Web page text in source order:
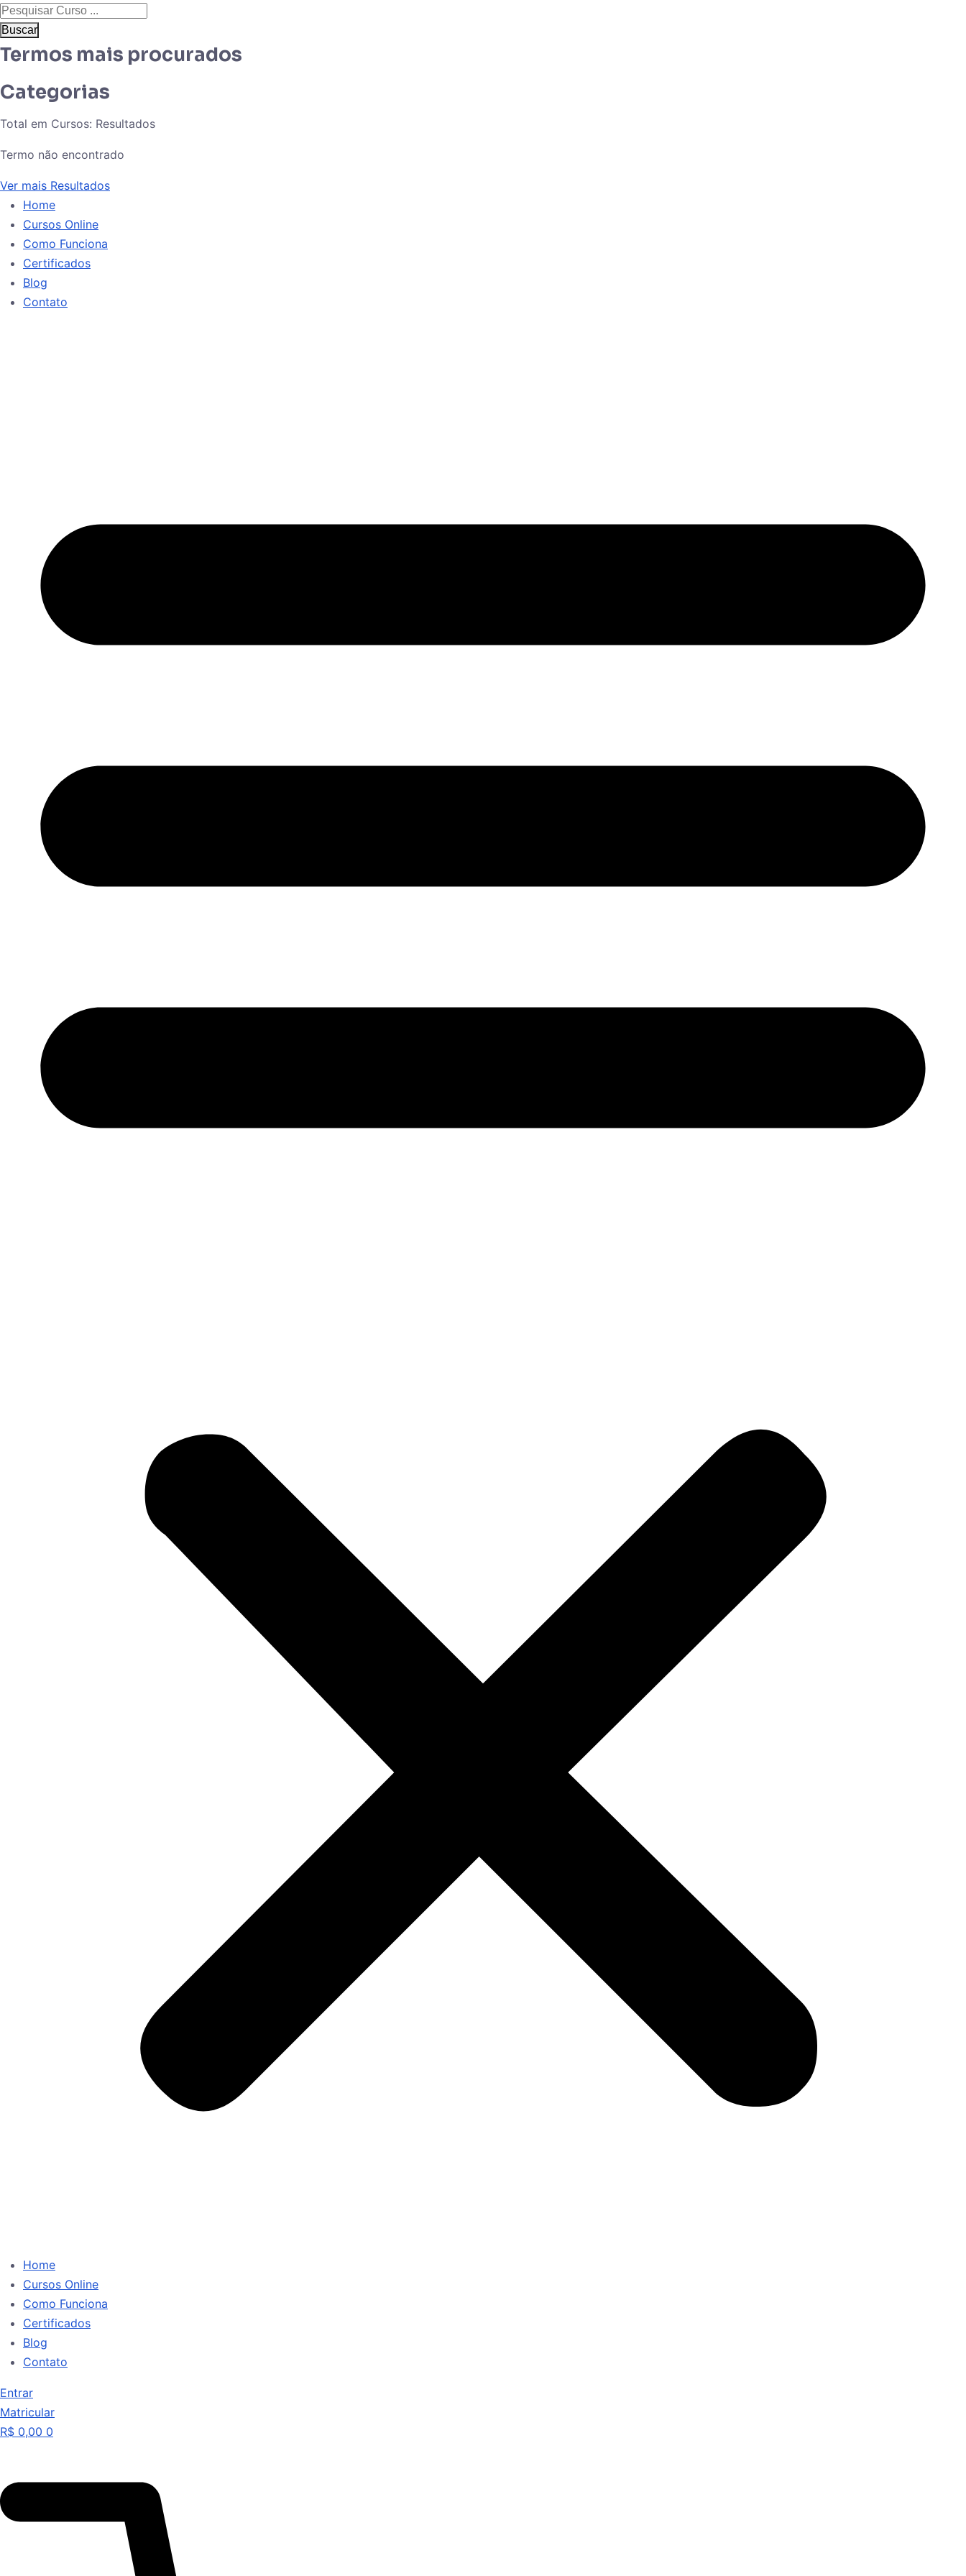
Buscar
Termos mais procurados
Categorias
Total em Cursos: Resultados
Termo não encontrado
Ver mais Resultados
Home
Cursos Online
Como Funciona
Certificados
Blog
Contato
Home
Cursos Online
Como Funciona
Certificados
Blog
Contato
Entrar
Matricular
R$ 0,00 0